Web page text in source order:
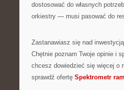
dostosować do własnych
orkiestry — musi pasować do
Zastanawiasz się nad
Chętnie poznam Twoje opinie i
chcesz dowiedzieć się więcej o
sprawdź ofertę Spektrometr